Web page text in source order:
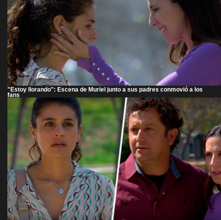
"Estoy llorando": Escena de Muriel junto a sus padres conmovió a los
fans